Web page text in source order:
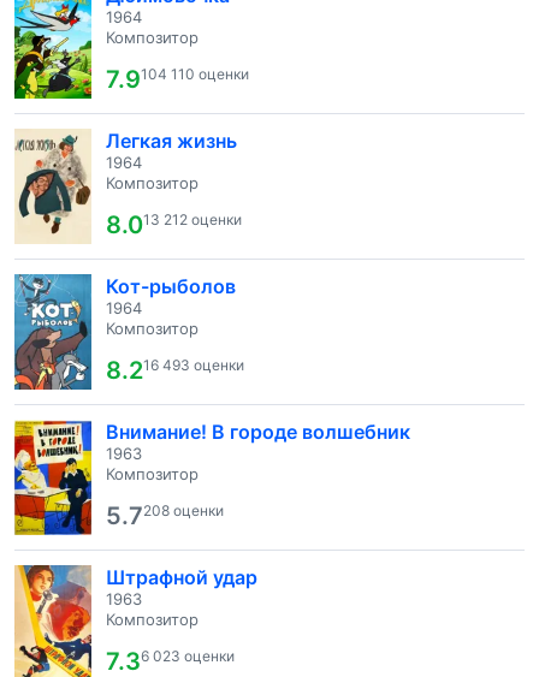
1964
Композитор
7.9104 110 оценки
Легкая жизнь
1964
Композитор
8.013 212 оценки
Кот-рыболов
1964
Композитор
8.216 493 оценки
Внимание! В городе волшебник
1963
Композитор
5.7208 оценки
Штрафной удар
1963
Композитор
7.36 023 оценки